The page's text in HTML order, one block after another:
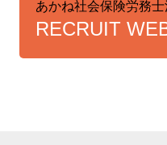
あかね社会保険労務士
RECRUIT